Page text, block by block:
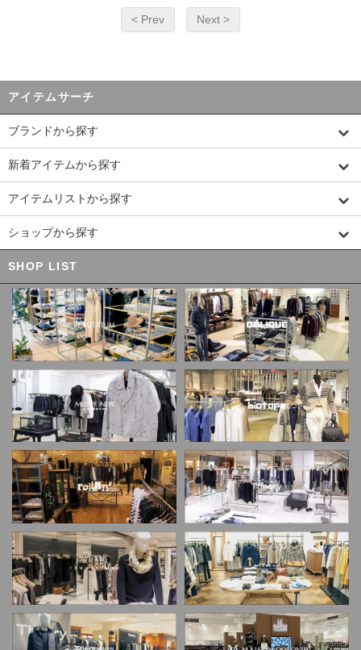
< Prev Next >
アイテムサーチ
ブランドから探す
新着アイテムから探す
アイテムリストから探す
ショップから探す
SHOP LIST